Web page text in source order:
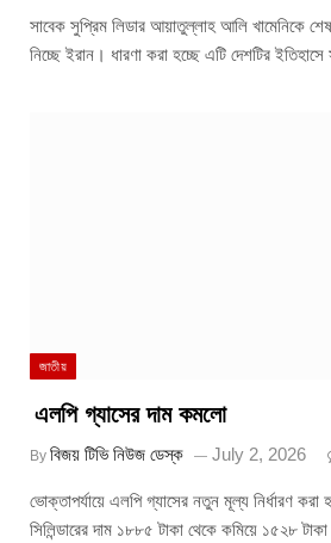
সাবেক সুপ্রিম লিডার আয়াতুল্লাহ আলি খামেনিকে
নিচ্ছে ইরান। ধারণা করা হচ্ছে এটি দেশটির
জাতীয়
এলপি গ্যাসের দাম কমলো
By বিজয় টিভি নিউজ ডেস্ক July 2, 2026
ভোক্তাপর্যায়ে এলপি গ্যাসের নতুন মূল্য নির্ধারণ
সিলিন্ডারের দাম ১৮৮৫ টাকা থেকে কমিয়ে ১৫২৮ টাকা